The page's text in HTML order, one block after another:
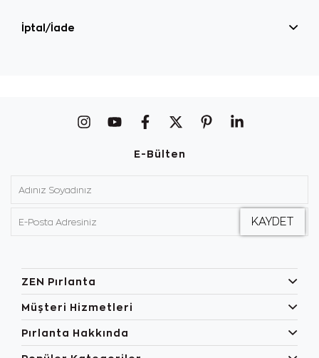
İptal/İade
E-Bülten
ZEN Pırlanta
Müşteri Hizmetleri
Pırlanta Hakkında